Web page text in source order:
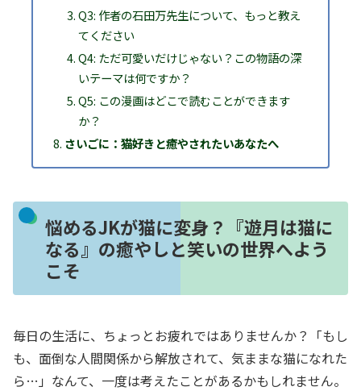
Q3: 作者の石田万先生について、もっと教え
てください
Q4: ただ可愛いだけじゃない？この物語の深
いテーマは何ですか？
Q5: この漫画はどこで読むことができます
か？
さいごに：猫好きと癒やされたいあなたへ
悩めるJKが猫に変身？『遊月は猫に
なる』の癒やしと笑いの世界へよう
こそ
毎日の生活に、ちょっとお疲れではありませんか？「もし
も、面倒な人間関係から解放されて、気ままな猫になれた
ら…」なんて、一度は考えたことがあるかもしれません。